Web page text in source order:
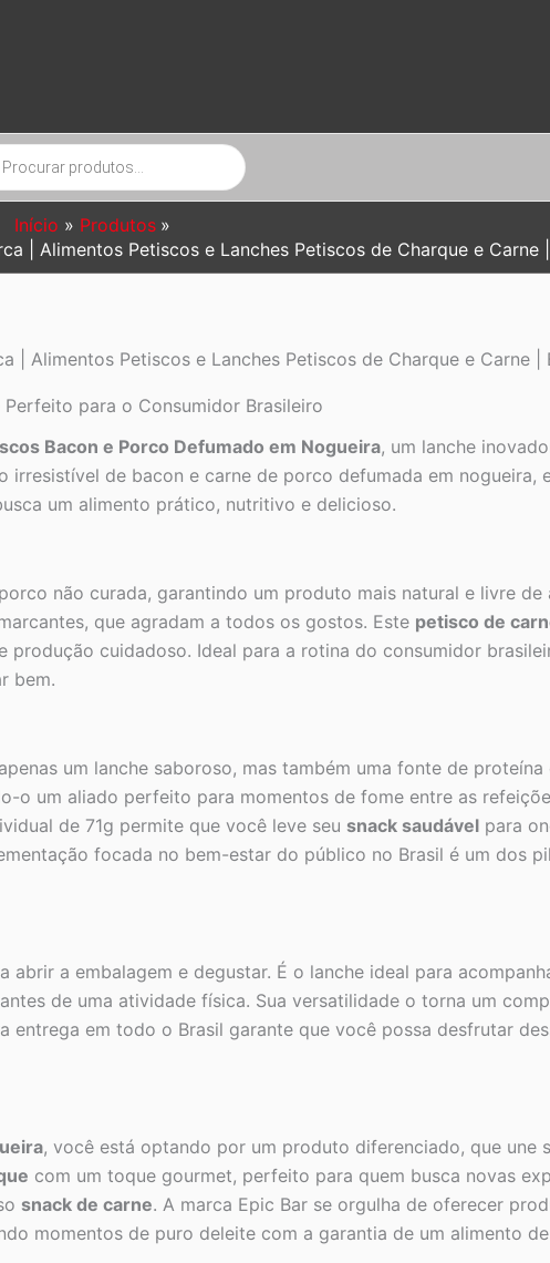
Início
Produtos
| Alimentos Petiscos e Lanches Petiscos de Charque e Carne
| Alimentos Petiscos e Lanches Petiscos de Charque e Carne |
para o Consumidor Brasileiro
Bacon e Porco Defumado em Nogueira, um lanche
de bacon e carne de porco defumada em nogueira,
um alimento prático, nutritivo e delicioso.
não curada, garantindo um produto mais natural e livre de
que agradam a todos os gostos. Este petisco de
cuidadoso. Ideal para a rotina do consumidor
bem.
um lanche saboroso, mas também uma fonte de proteína
o um aliado perfeito para momentos de fome entre as
de 71g permite que você leve seu snack saudável para
focada no bem-estar do público no Brasil é um dos
abrir a embalagem e degustar. É o lanche ideal para
de uma atividade física. Sua versatilidade o torna um
em todo o Brasil garante que você possa desfrutar
, você está optando por um produto diferenciado, que une
com um toque gourmet, perfeito para quem busca novas
snack de carne. A marca Epic Bar se orgulha de oferecer
momentos de puro deleite com a garantia de um alimento